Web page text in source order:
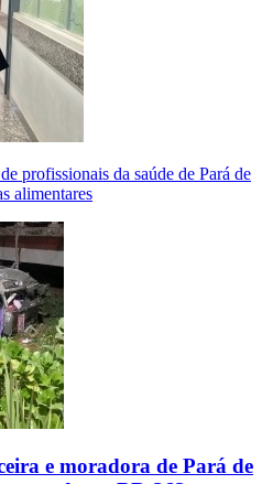
profissionais da saúde de Pará de
alimentares
e moradora de Pará de